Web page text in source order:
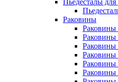
Пьедесталы
Раковины
Раковины
Раковины
Раковины
Раковины
Раковины
Раковины